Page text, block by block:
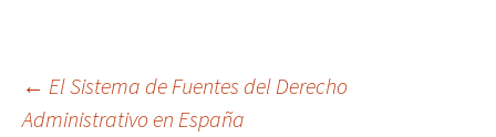
Navegación
← El Sistema de Fuentes del Derecho
Administrativo en España